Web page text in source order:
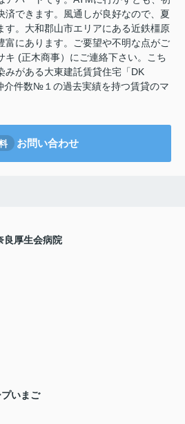
済できます。風通しが良好なので、夏
す。大和郡山市エリアにある近鉄橿原
富にあります。ご要望や不明な点がご
キ (正木商事）にご連絡下さい。こち
みがある大東建託賃貸住宅「DK
介件数№１の過去実績を持つ賃貸のマ
お問い合わせ
良厚生会病院
いまご